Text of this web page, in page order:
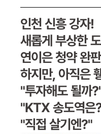
인천 신흥 강자!
새롭게 부상한
연이은 청약 완
하지만, 아직은
"투자해도 될까
"KTX 송도역은
"직접 살기엔?"